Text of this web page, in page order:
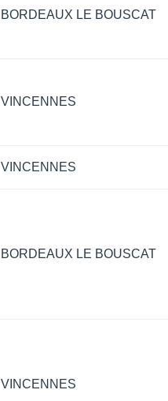
BORDEAUX LE BOUSCAT
VINCENNES
VINCENNES
BORDEAUX LE BOUSCAT
VINCENNES